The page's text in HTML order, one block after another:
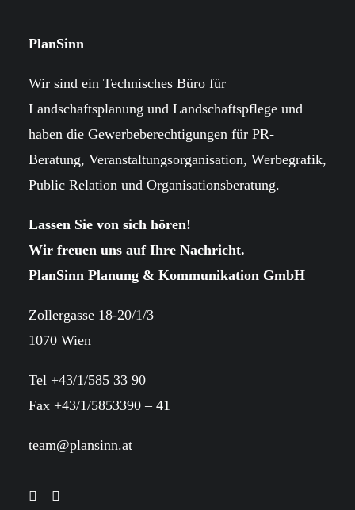
PlanSinn
Wir sind ein Technisches Büro für
Landschaftsplanung und Landschaftspflege und
haben die Gewerbeberechtigungen für PR-
Beratung, Veranstaltungsorganisation, Werbegrafik,
Public Relation und Organisationsberatung.
Lassen Sie von sich hören!
Wir freuen uns auf Ihre Nachricht.
PlanSinn Planung & Kommunikation GmbH
Zollergasse 18-20/1/3
1070 Wien
Tel +43/1/585 33 90
Fax +43/1/5853390 – 41
team@plansinn.at